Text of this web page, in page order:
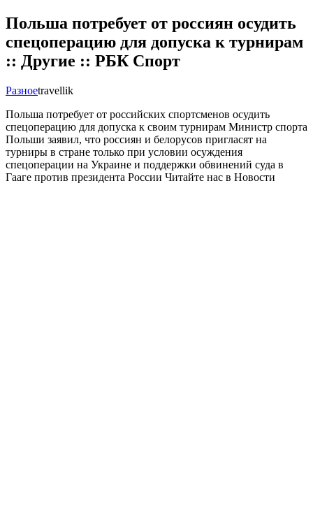
Польша потребует от россиян осудить
спецоперацию для допуска к турнирам
:: Другие :: РБК Спорт
Разноеtravellik
Польша потребует от российских спортсменов осудить
спецоперацию для допуска к своим турнирам Министр спорта
Польши заявил, что россиян и белорусов пригласят на
турниры в стране только при условии осуждения
спецоперации на Украине и поддержки обвинений суда в
Гааге против президента России Читайте нас в Новости